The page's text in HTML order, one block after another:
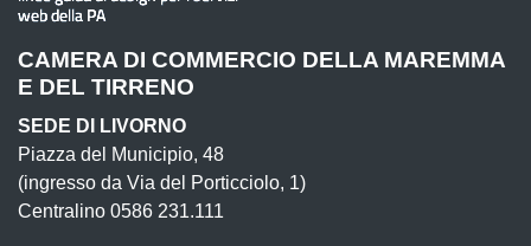
CAMERA DI COMMERCIO DELLA MAREMMA
E DEL TIRRENO
SEDE DI LIVORNO
Piazza del Municipio, 48
(ingresso da Via del Porticciolo, 1)
Centralino 0586 231.111